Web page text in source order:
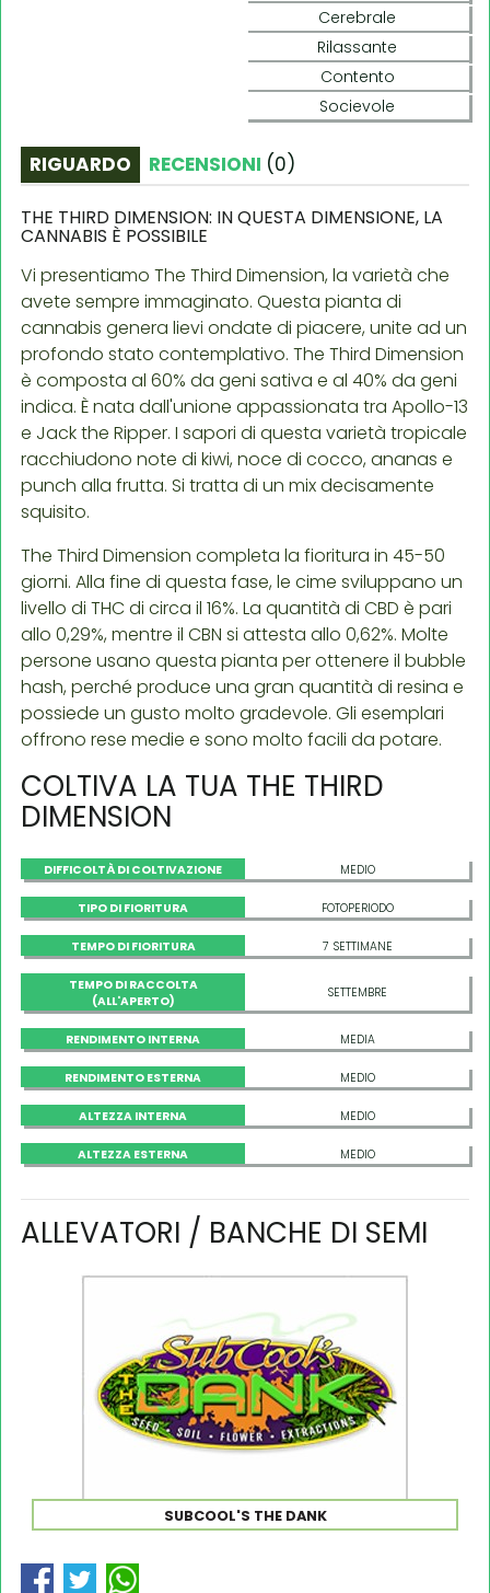
Cerebrale
Rilassante
Contento
Socievole
RIGUARDO RECENSIONI (0)
THE THIRD DIMENSION: IN QUESTA DIMENSIONE, LA
CANNABIS È POSSIBILE
Vi presentiamo The Third Dimension, la varietà che
avete sempre immaginato. Questa pianta di
cannabis genera lievi ondate di piacere, unite ad un
profondo stato contemplativo. The Third Dimension
è composta al 60% da geni sativa e al 40% da geni
indica. È nata dall'unione appassionata tra Apollo-13
e Jack the Ripper. I sapori di questa varietà tropicale
racchiudono note di kiwi, noce di cocco, ananas e
punch alla frutta. Si tratta di un mix decisamente
squisito.
The Third Dimension completa la fioritura in 45-50
giorni. Alla fine di questa fase, le cime sviluppano un
livello di THC di circa il 16%. La quantità di CBD è pari
allo 0,29%, mentre il CBN si attesta allo 0,62%. Molte
persone usano questa pianta per ottenere il bubble
hash, perché produce una gran quantità di resina e
possiede un gusto molto gradevole. Gli esemplari
offrono rese medie e sono molto facili da potare.
COLTIVA LA TUA THE THIRD
DIMENSION
DIFFICOLTÀ DI COLTIVAZIONE MEDIO
TIPO DI FIORITURA FOTOPERIODO
TEMPO DI FIORITURA 7 SETTIMANE
TEMPO DI RACCOLTA
(ALL'APERTO)
SETTEMBRE
RENDIMENTO INTERNA MEDIA
RENDIMENTO ESTERNA MEDIO
ALTEZZA INTERNA MEDIO
ALTEZZA ESTERNA MEDIO
ALLEVATORI / BANCHE DI SEMI
SUBCOOL'S THE DANK